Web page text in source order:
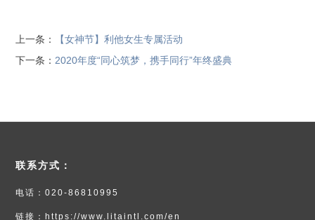
上一条：
【女神节】利他女生专属活动
下一条： 2020年度“同心筑梦，携手同行”年终盛典
联系方式：
电话：020-86810995
链接：https://www.litaintl.com/en